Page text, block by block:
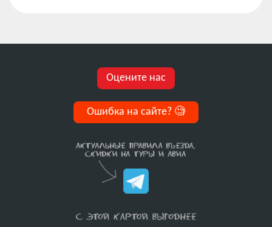
Оцените нас
Ошибка на сайте? 🧐